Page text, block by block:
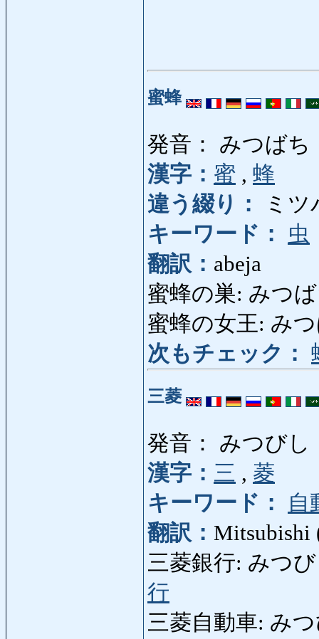
蜜蜂
発音： みつばち
漢字： 蜜 , 蜂
違う綴り：
ミツ
キーワード：
虫
翻訳： abeja
蜜蜂の巣: みつば
蜜蜂の女王: み
次もチェック：
三菱
発音： みつびし
漢字： 三 , 菱
キーワード：
自
翻訳： Mitsubishi
三菱銀行: みつ
行
三菱自動車: み